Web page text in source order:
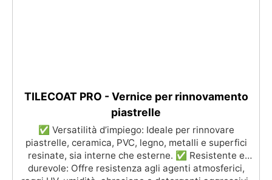
TILECOAT PRO - Vernice per rinnovamento
piastrelle
✅ Versatilità d’impiego: Ideale per rinnovare
piastrelle, ceramica, PVC, legno, metalli e superfici
resinate, sia interne che esterne. ✅ Resistente e
durevole: Offre resistenza agli agenti atmosferici,